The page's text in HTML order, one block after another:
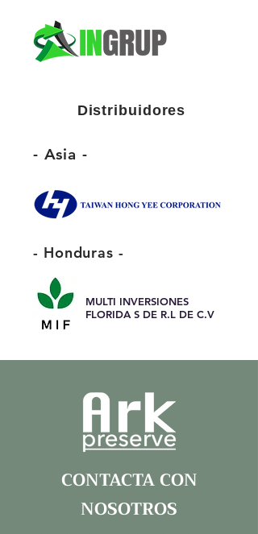
Distribuidores
- Asia -
- Honduras -
MULTI INVERSIONES
FLORIDA S DE R.L DE C.V
CONTACTA CON
NOSOTROS